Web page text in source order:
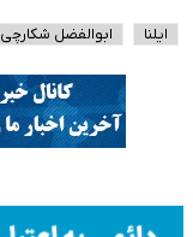
ایلنا ابوالفضل شکارچی